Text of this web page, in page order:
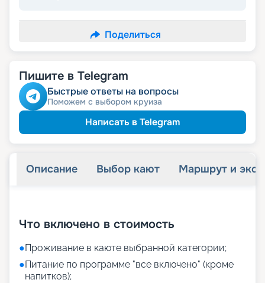
Поделиться
Пишите в Telegram
Быстрые ответы на вопросы
Поможем с выбором круиза
Написать в Telegram
Описание Выбор кают Маршрут и
Что включено в стоимость
●Проживание в каюте выбранной категории;
●Питание по программе "все включено" (кроме
напитков);